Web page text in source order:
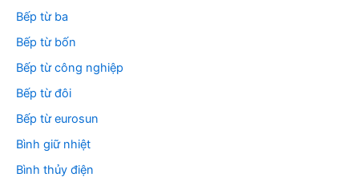
Bếp từ ba
Bếp từ bốn
Bếp từ công nghiệp
Bếp từ đôi
Bếp từ eurosun
Bình giữ nhiệt
Bình thủy điện